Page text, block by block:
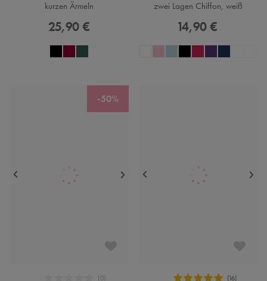
kurzen Ärmeln
25,90 €
zwei Lagen Chiffon, weiß
14,90 €
-50%